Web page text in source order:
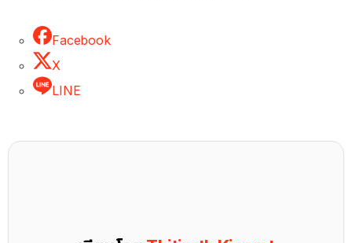
Facebook
X
LINE